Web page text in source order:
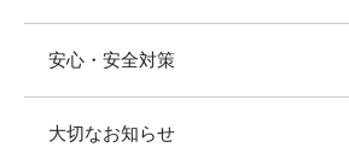
安心・安全対策
大切なお知らせ